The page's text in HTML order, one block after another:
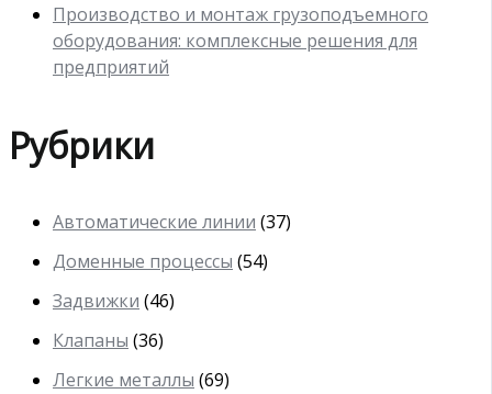
Производство и монтаж грузоподъемного
оборудования: комплексные решения для
предприятий
Рубрики
Автоматические линии (37)
Доменные процессы (54)
Задвижки (46)
Клапаны (36)
Легкие металлы (69)